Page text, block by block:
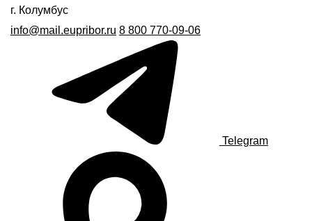
г. Колумбус
info@mail.eupribor.ru 8 800 770-09-06
Telegram